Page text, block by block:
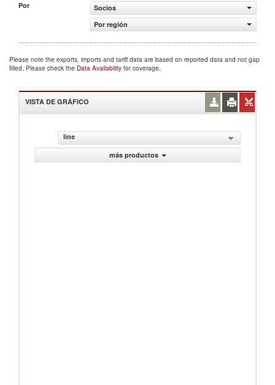
Por
Socios
Por región
Please note the exports, imports and tariff data are based on reported data and not gap
filled. Please check the Data Availability for coverage.
VISTA DE GRÁFICO
line
más productos